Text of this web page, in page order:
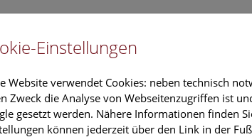
Forschung Führungen &
Einstellungen
Website verwendet Cookies: neben technisch
Zweck die Analyse von Webseitenzugriffen ist
gesetzt werden. Nähere Informationen finden
können jederzeit über den Link in der